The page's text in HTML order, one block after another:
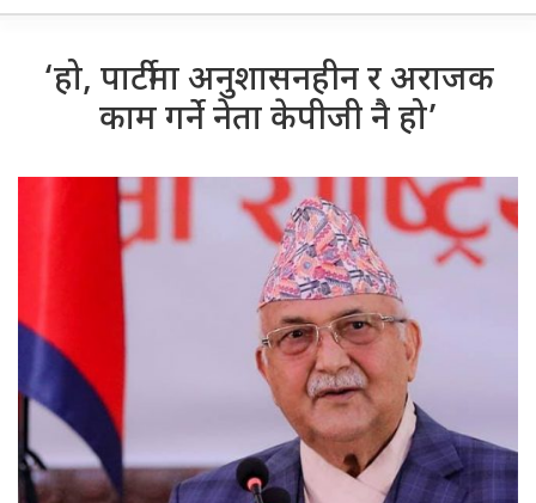
‘हो, पार्टीमा अनुशासनहीन र अराजक
काम गर्ने नेता केपीजी नै हो’